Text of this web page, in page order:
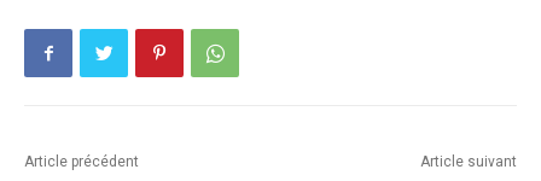
Article précédent Article suivant